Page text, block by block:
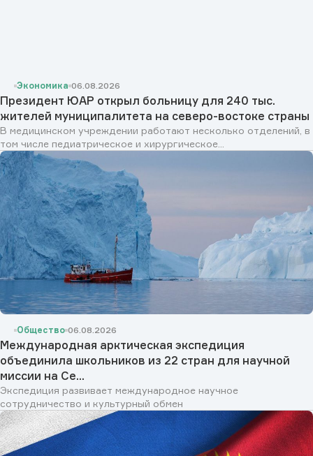
Экономика 06.08.2026
Президент ЮАР открыл больницу для 240 тыс.
жителей муниципалитета на северо-востоке страны
В медицинском учреждении работают несколько отделений, в
том числе педиатрическое и хирургическое...
Общество 06.08.2026
Международная арктическая экспедиция
объединила школьников из 22 стран для научной
миссии на Се...
Экспедиция развивает международное научное
сотрудничество и культурный обмен